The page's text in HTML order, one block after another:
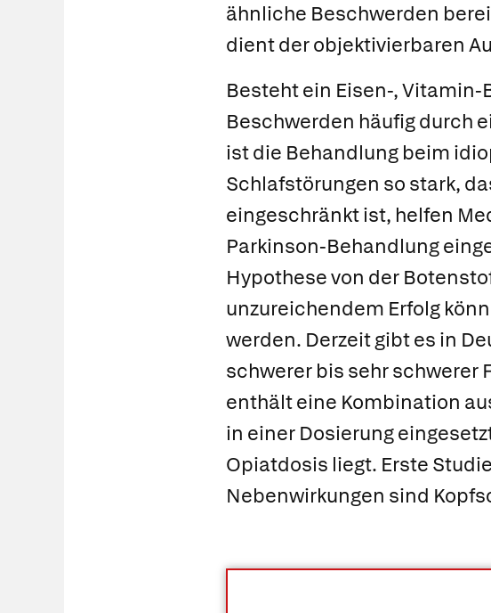
ähnliche Beschwerden
dient der objektivierbaren
Besteht ein Eisen-,
Beschwerden häufig durch
ist die Behandlung beim
Schlafstörungen so stark,
eingeschränkt ist, helfen
Parkinson-Behandlung
Hypothese von der
unzureichendem Erfolg
werden. Derzeit gibt es in
schwerer bis sehr schwerer
enthält eine Kombination
in einer Dosierung
Opiatdosis liegt. Erste
Nebenwirkungen sind